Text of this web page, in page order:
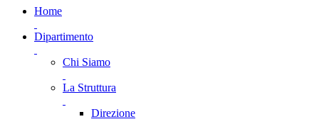
Home
Dipartimento
Chi Siamo
La Struttura
Direzione